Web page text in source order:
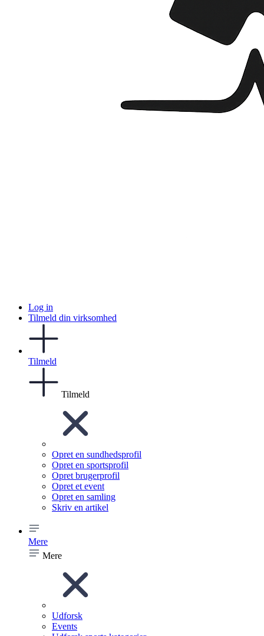
Log in
Tilmeld din virksomhed
Tilmeld
Tilmeld
Opret en sundhedsprofil
Opret en sportsprofil
Opret brugerprofil
Opret et event
Opret en samling
Skriv en artikel
Mere
Mere
Udforsk
Events